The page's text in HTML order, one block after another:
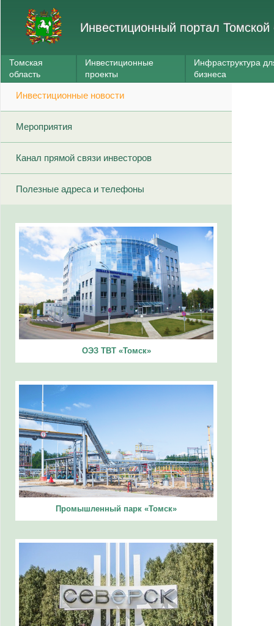
Инвестиционный портал Томской
Томская
область
Инвестиционные
проекты
Инфраструктура
бизнеса
Инвестиционные новости
Мероприятия
Канал прямой связи инвесторов
Полезные адреса и телефоны
ОЭЗ ТВТ «Томск»
Промышленный парк «Томск»